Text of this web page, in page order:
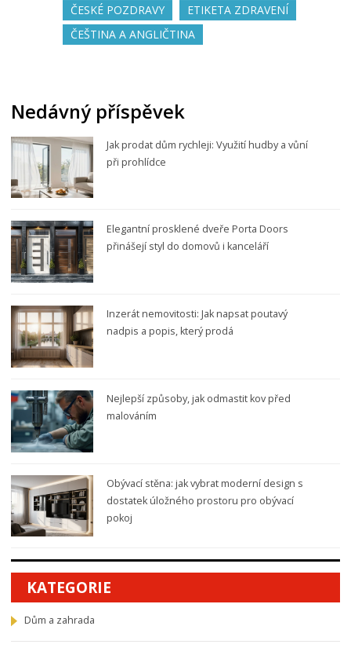
ČESKÉ POZDRAVY
ETIKETA ZDRAVENÍ
ČEŠTINA A ANGLIČTINA
Nedávný příspěvek
Jak prodat dům rychleji: Využití hudby a vůní
při prohlídce
Elegantní prosklené dveře Porta Doors
přinášejí styl do domovů i kanceláří
Inzerát nemovitosti: Jak napsat poutavý
nadpis a popis, který prodá
Nejlepší způsoby, jak odmastit kov před
malováním
Obývací stěna: jak vybrat moderní design s
dostatek úložného prostoru pro obývací
pokoj
KATEGORIE
Dům a zahrada